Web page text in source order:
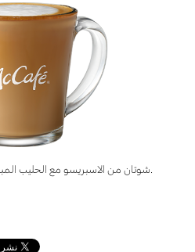
.شوتان من الاسبريسو مع الحليب